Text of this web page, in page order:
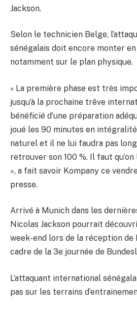
Jackson.
Selon le technicien Belge,
sénégalais doit encore monter
notamment sur le plan physique.
« La première phase est très
jusqu’à la prochaine trêve
bénéficié d’une préparation
joué les 90 minutes en
naturel et il ne lui faudra pas
retrouver son 100 %. Il faut
», a fait savoir Kompany ce
presse.
Arrivé à Munich dans les
Nicolas Jackson pourrait
week-end lors de la réception de
cadre de la 3e journée de
L’attaquant international
pas sur les terrains